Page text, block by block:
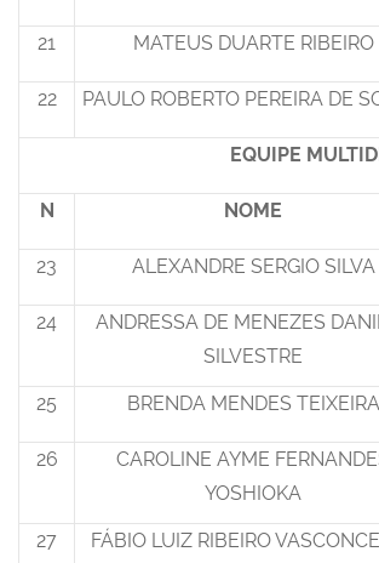
21 MATEUS DUARTE RIBEIRO
22 PAULO ROBERTO PEREIRA DE
EQUIPE
N NOME
23 ALEXANDRE SERGIO SILVA
24
ANDRESSA DE MENEZES
SILVESTRE
25 BRENDA MENDES TEIXEIRA
26
CAROLINE AYME
YOSHIOKA
27 FÁBIO LUIZ RIBEIRO